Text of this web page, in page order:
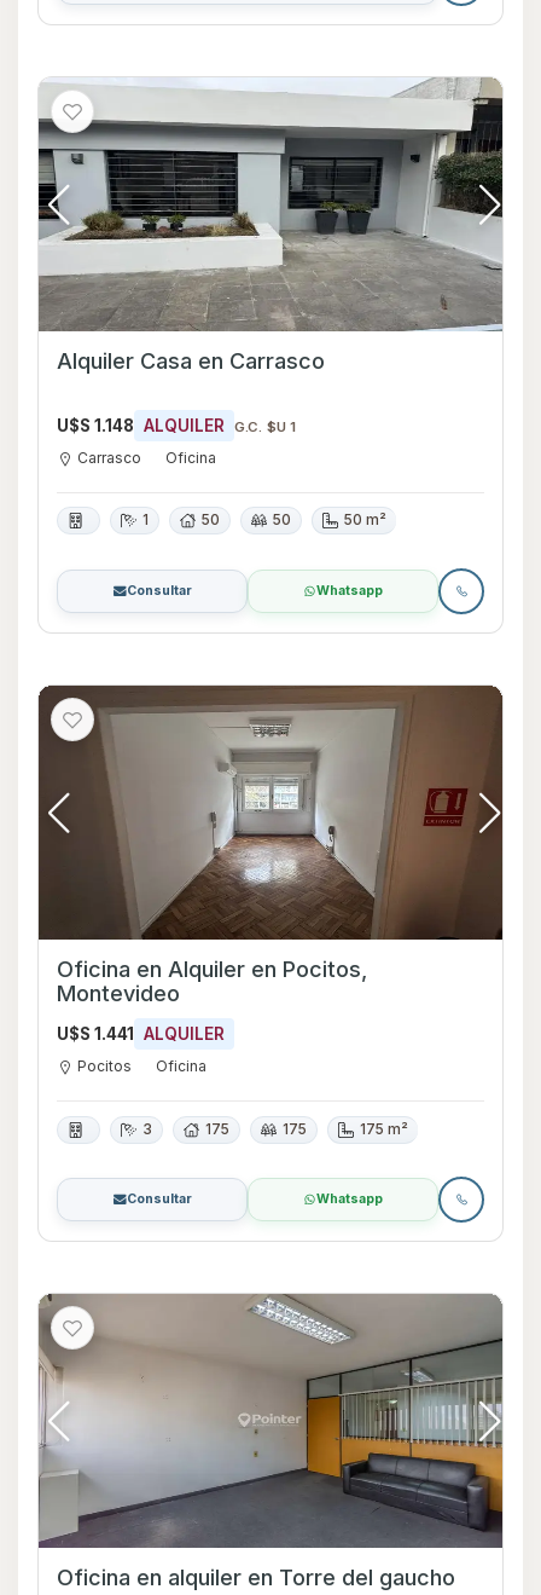
Alquiler Casa en Carrasco
U$S 1.148 ALQUILER G.C. $U 1
Carrasco Oficina
1 50 50 50 m²
Consultar Whatsapp
Oficina en Alquiler en Pocitos,
Montevideo
U$S 1.441 ALQUILER
Pocitos Oficina
3 175 175 175 m²
Consultar Whatsapp
Oficina en alquiler en Torre del gaucho